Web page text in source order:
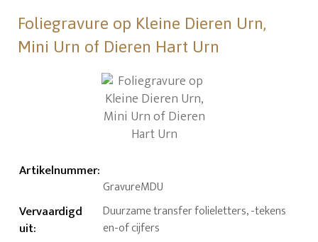
Foliegravure op Kleine Dieren Urn,
Mini Urn of Dieren Hart Urn
Artikelnummer:
GravureMDU
Vervaardigd
uit:
Duurzame transfer folieletters, -tekens
en-of cijfers